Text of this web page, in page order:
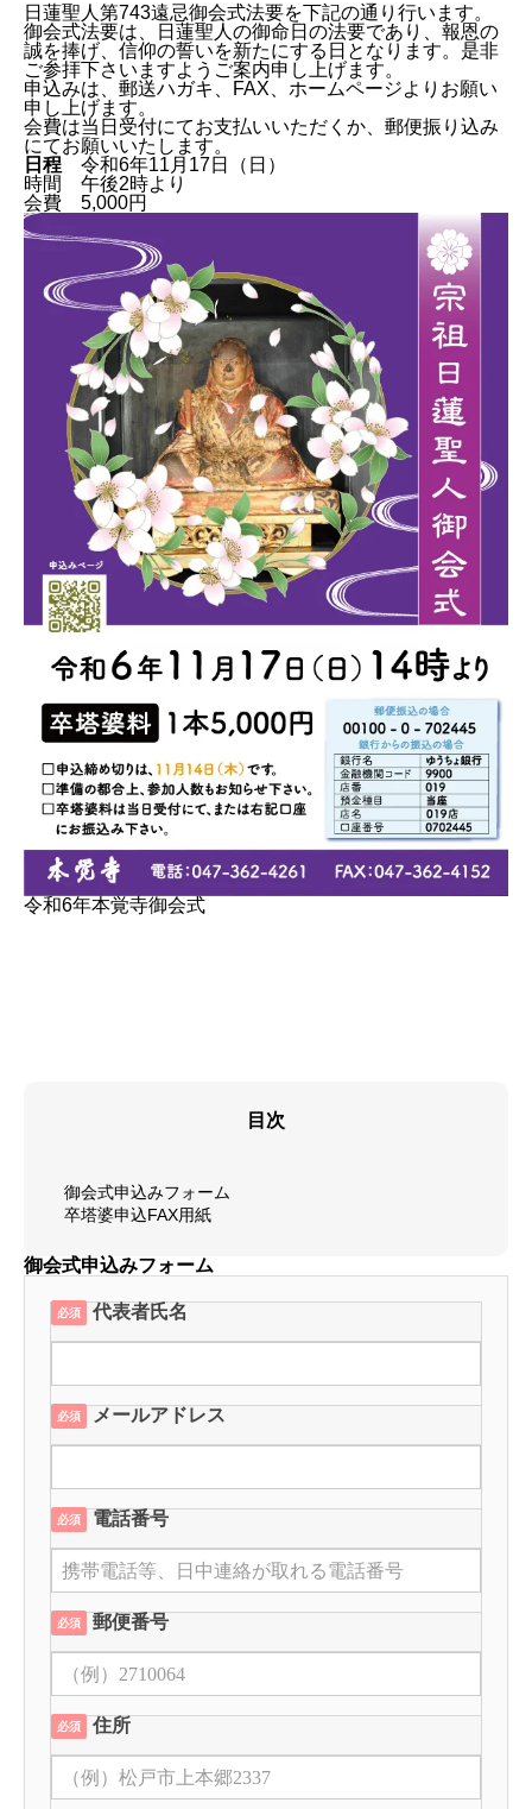
日蓮聖人第743遠忌御会式法要を下記の通り行います。
御会式法要は、日蓮聖人の御命日の法要であり、報恩の
誠を捧げ、信仰の誓いを新たにする日となります。是非
ご参拝下さいますようご案内申し上げます。
申込みは、郵送ハガキ、FAX、ホームページよりお願い
申し上げます。
会費は当日受付にてお支払いいただくか、郵便振り込み
にてお願いいたします。
日程 令和6年11月17日（日）
時間
午後2時より
会費 5,000円
令和6年本覚寺御会式
目次
御会式申込みフォーム
卒塔婆申込FAX用紙
御会式申込みフォーム
必須 代表者氏名
必須 メールアドレス
必須 電話番号
必須 郵便番号
必須 住所